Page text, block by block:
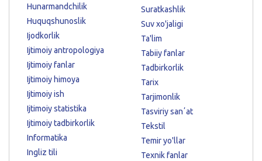
Hunarmandchilik
Huquqshunoslik
Ijodkorlik
Ijtimoiy antropologiya
Ijtimoiy fanlar
Ijtimoiy himoya
Ijtimoiy ish
Ijtimoiy statistika
Ijtimoiy tadbirkorlik
Informatika
Ingliz tili
Suratkashlik
Suv xo'jaligi
Ta'lim
Tabiiy fanlar
Tadbirkorlik
Tarix
Tarjimonlik
Tasviriy sanʼat
Tekstil
Temir yo'llar
Texnik fanlar